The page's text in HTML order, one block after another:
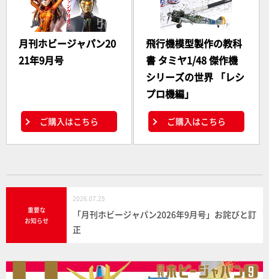
月刊ホビージャパン20
21年9月号
ご購入はこちら
飛行機模型製作の教科
書 タミヤ1/48 傑作機
シリーズの世界 「レシ
プロ機編」
ご購入はこちら
重要な
お知らせ
2026.07.25
「月刊ホビージャパン2026年9月号」お詫びと訂
正